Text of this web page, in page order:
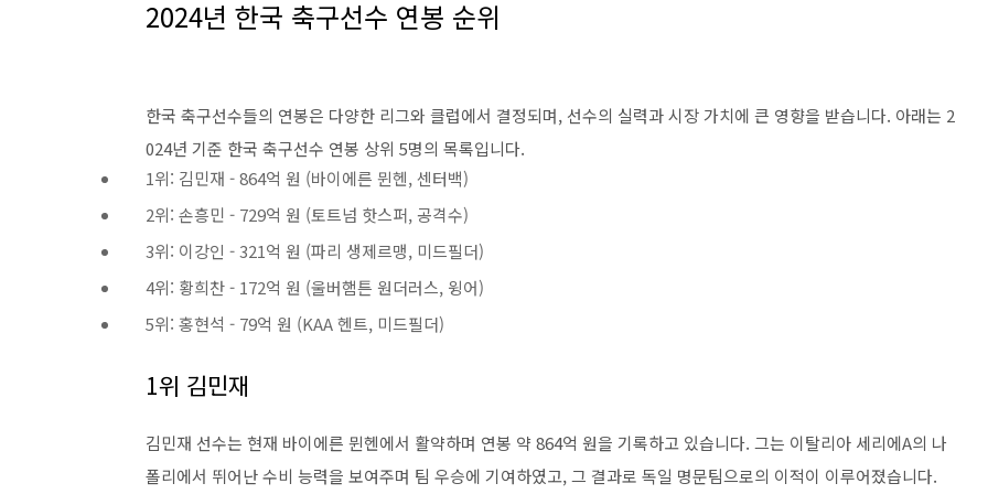
2024년 한국 축구선수 연봉 순위
한국 축구선수들의 연봉은 다양한 리그와 클럽에서 결정되며, 선수의 실력과 시장 가치에 큰 영향을 받습니다. 아래는 2
024년 기준 한국 축구선수 연봉 상위 5명의 목록입니다.
1위: 김민재 - 864억 원 (바이에른 뮌헨, 센터백)
2위: 손흥민 - 729억 원 (토트넘 핫스퍼, 공격수)
3위: 이강인 - 321억 원 (파리 생제르맹, 미드필더)
4위: 황희찬 - 172억 원 (울버햄튼 원더러스, 윙어)
5위: 홍현석 - 79억 원 (KAA 헨트, 미드필더)
1위 김민재
김민재 선수는 현재 바이에른 뮌헨에서 활약하며 연봉 약 864억 원을 기록하고 있습니다. 그는 이탈리아 세리에A의 나
폴리에서 뛰어난 수비 능력을 보여주며 팀 우승에 기여하였고, 그 결과로 독일 명문팀으로의 이적이 이루어졌습니다.